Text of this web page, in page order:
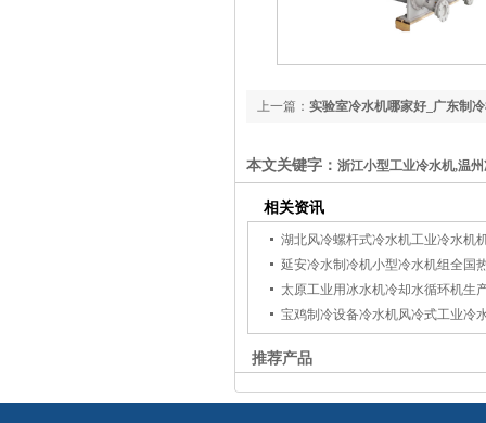
上一篇： 实验室冷水机哪家好_广东制
本文关键字： 浙江小型工业冷水机,温
相关资讯
湖北风冷螺杆式冷水机工业冷水机
延安冷水制冷机小型冷水机组全国
太原工业用冰水机冷却水循环机生
宝鸡制冷设备冷水机风冷式工业冷
推荐产品